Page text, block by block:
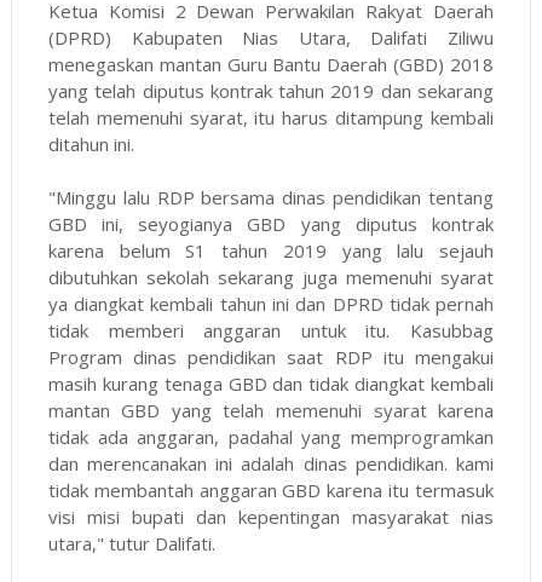
Ketua Komisi 2 Dewan Perwakilan Rakyat Daerah
(DPRD) Kabupaten Nias Utara, Dalifati Ziliwu
menegaskan mantan Guru Bantu Daerah (GBD) 2018
yang telah diputus kontrak tahun 2019 dan sekarang
telah memenuhi syarat, itu harus ditampung kembali
ditahun ini.
"Minggu lalu RDP bersama dinas pendidikan tentang
GBD ini, seyogianya GBD yang diputus kontrak
karena belum S1 tahun 2019 yang lalu sejauh
dibutuhkan sekolah sekarang juga memenuhi syarat
ya diangkat kembali tahun ini dan DPRD tidak pernah
tidak memberi anggaran untuk itu. Kasubbag
Program dinas pendidikan saat RDP itu mengakui
masih kurang tenaga GBD dan tidak diangkat kembali
mantan GBD yang telah memenuhi syarat karena
tidak ada anggaran, padahal yang memprogramkan
dan merencanakan ini adalah dinas pendidikan. kami
tidak membantah anggaran GBD karena itu termasuk
visi misi bupati dan kepentingan masyarakat nias
utara," tutur Dalifati.